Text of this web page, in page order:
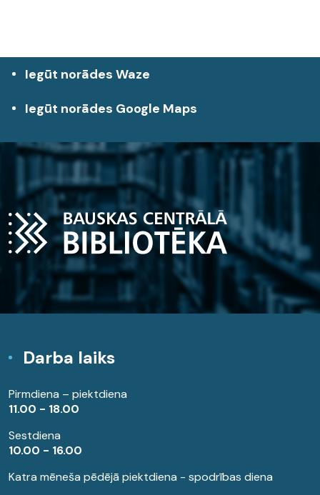
Iegūt norādes Waze
Iegūt norādes Google Maps
Darba laiks
Pirmdiena – piektdiena
11.00 - 18.00
Sestdiena
10.00 - 16.00
Katra mēneša pēdējā piektdiena - spodrības diena